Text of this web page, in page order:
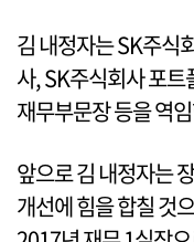
김 내정자는 SK주식
사, SK주식회사 포
재무부문장 등을 역
앞으로 김 내정자는
개선에 힘을 합칠 것